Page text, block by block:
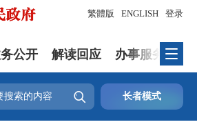
登录
繁體版 ENGLISH
公开 解读回应 办事服务
 长者模式